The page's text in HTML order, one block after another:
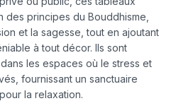
principes du Bouddhisme,
et la sagesse, tout en ajoutant
à tout décor. Ils sont
les espaces où le stress et
fournissant un sanctuaire
la relaxation.